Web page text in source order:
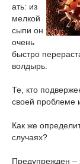
ать: из
мелкой
сыпи он
очень
быстро
волдырь.
Те, кто
своей проблеме
Как же
случаях?
Предупрежден –